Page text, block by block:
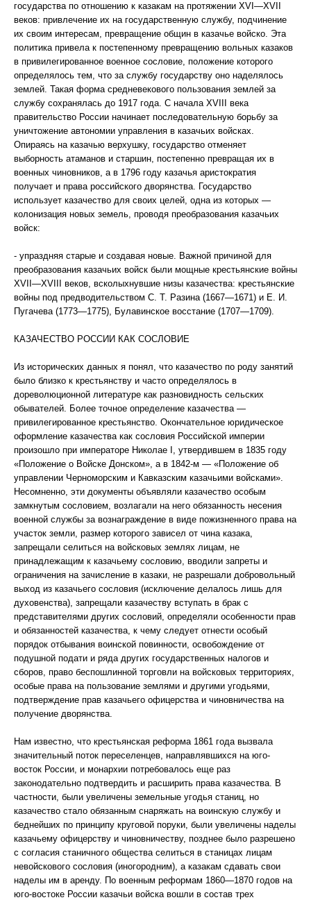
государства по отношению к казакам на протяжении XVI—XVII
веков: привлечение их на государственную службу, подчинение
их своим интересам, превращение общин в казачье войско. Эта
политика привела к постепенному превращению вольных казаков
в привилегированное военное сословие, положение которого
определялось тем, что за службу государству оно наделялось
землей. Такая форма средневекового пользования землей за
службу сохранялась до 1917 года. С начала XVIII века
правительство России начинает последовательную борьбу за
уничтожение автономии управления в казачьих войсках.
Опираясь на казачью верхушку, государство отменяет
выборность атаманов и старшин, постепенно превращая их в
военных чиновников, а в 1796 году казачья аристократия
получает и права российского дворянства. Государство
использует казачество для своих целей, одна из которых —
колонизация новых земель, проводя преобразования казачьих
войск:
- упраздняя старые и создавая новые. Важной причиной для
преобразования казачьих войск были мощные крестьянские войны
XVII—XVIII веков, всколыхнувшие низы казачества: крестьянские
войны под предводительством С. Т. Разина (1667—1671) и Е. И.
Пугачева (1773—1775), Булавинское восстание (1707—1709).
КАЗАЧЕСТВО РОССИИ КАК СОСЛОВИЕ
Из исторических данных я понял, что казачество по роду занятий
было близко к крестьянству и часто определялось в
дореволюционной литературе как разновидность сельских
обывателей. Более точное определение казачества —
привилегированное крестьянство. Окончательное юридическое
оформление казачества как сословия Российской империи
произошло при императоре Николае I, утвердившем в 1835 году
«Положение о Войске Донском», а в 1842-м — «Положение об
управлении Черноморским и Кавказским казачьими войсками».
Несомненно, эти документы объявляли казачество особым
замкнутым сословием, возлагали на него обязанность несения
военной службы за вознаграждение в виде пожизненного права на
участок земли, размер которого зависел от чина казака,
запрещали селиться на войсковых землях лицам, не
принадлежащим к казачьему сословию, вводили запреты и
ограничения на зачисление в казаки, не разрешали добровольный
выход из казачьего сословия (исключение делалось лишь для
духовенства), запрещали казачеству вступать в брак с
представителями других сословий, определяли особенности прав
и обязанностей казачества, к чему следует отнести особый
порядок отбывания воинской повинности, освобождение от
подушной подати и ряда других государственных налогов и
сборов, право беспошлинной торговли на войсковых территориях,
особые права на пользование землями и другими угодьями,
подтверждение прав казачьего офицерства и чиновничества на
получение дворянства.
Нам известно, что крестьянская реформа 1861 года вызвала
значительный поток переселенцев, направлявшихся на юго-
восток России, и монархии потребовалось еще раз
законодательно подтвердить и расширить права казачества. В
частности, были увеличены земельные угодья станиц, но
казачество стало обязанным снаряжать на воинскую службу и
беднейших по принципу круговой поруки, были увеличены наделы
казачьему офицерству и чиновничеству, позднее было разрешено
с согласия станичного общества селиться в станицах лицам
невойскового сословия (иногородним), а казакам сдавать свои
наделы им в аренду. По военным реформам 1860—1870 годов на
юго-востоке России казачьи войска вошли в состав трех